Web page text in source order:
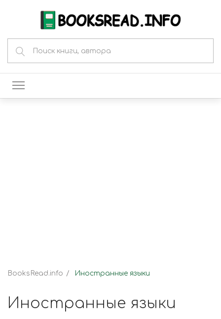
BooksRead.info Иностранные языки
Иностранные языки